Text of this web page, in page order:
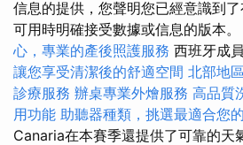
信息的提供，您聲明您已經意識到
可用時明確接受數據或信息的版本。
心，專業的產後照護服務 西班牙成
讓您享受清潔後的舒適空間 北部地
診療服務 辦桌專業外燴服務 高品質
用功能 助聽器種類，挑選最適合您
Canaria在本賽季還提供了可靠的天